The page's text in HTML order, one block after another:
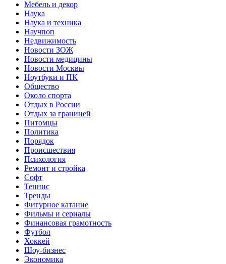
Мебель и декор
Наука
Наука и техника
Научпоп
Недвижимость
Новости ЗОЖ
Новости медицины
Новости Москвы
Ноутбуки и ПК
Общество
Около спорта
Отдых в России
Отдых за границей
Питомцы
Политика
Порядок
Происшествия
Психология
Ремонт и стройка
Софт
Теннис
Тренды
Фигурное катание
Фильмы и сериалы
Финансовая грамотность
Футбол
Хоккей
Шоу-бизнес
Экономика